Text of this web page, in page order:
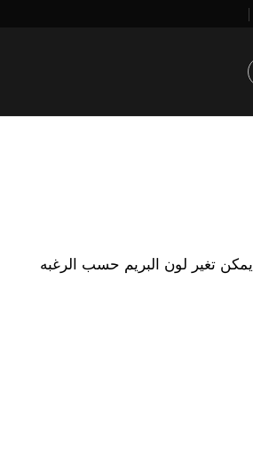
يمكن تغير لون البريم حسب الرغبه